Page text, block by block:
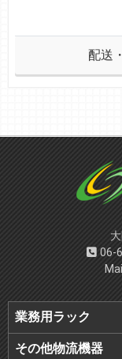
配送
06-
業務用ラック
その他物流機器